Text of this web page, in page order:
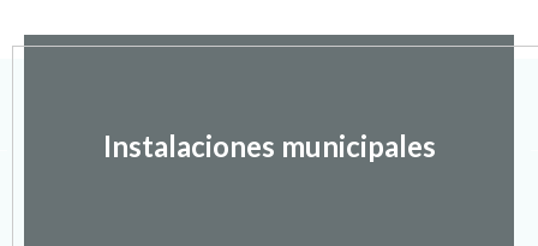
Instalaciones municipales